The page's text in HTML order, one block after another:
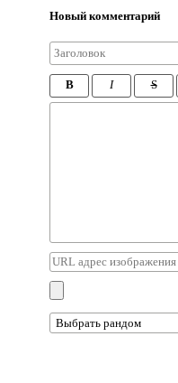
Новый комментарий
B I S